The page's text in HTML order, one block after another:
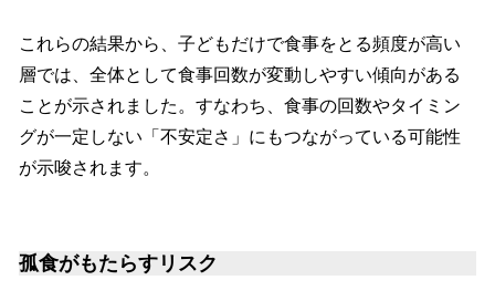
これらの結果から、子どもだけで食事をとる頻度が高い
層では、全体として食事回数が変動しやすい傾向がある
ことが示されました。すなわち、食事の回数やタイミン
グが一定しない「不安定さ」にもつながっている可能性
が示唆されます。
孤食がもたらすリスク